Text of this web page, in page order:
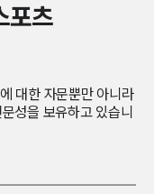
포츠
대한 자문뿐만 아니라
성을 보유하고 있습니